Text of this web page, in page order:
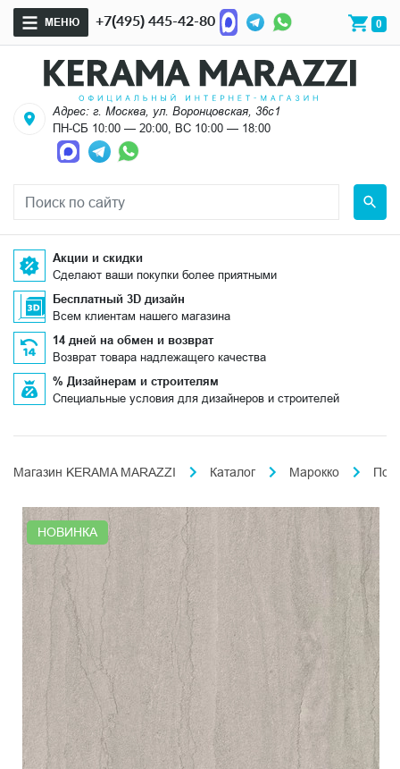
МЕНЮ +7(495) 445-42-80 0
Адрес: г. Москва, ул. Воронцовская, 36с1
ПН-СБ 10:00 — 20:00, ВС 10:00 — 18:00
Акции и скидки
Сделают ваши покупки более приятными
Бесплатный 3D дизайн
Всем клиентам нашего магазина
14 дней на обмен и возврат
Возврат товара надлежащего качества
% Дизайнерам и строителям
Специальные условия для дизайнеров и строителей
Магазин KERAMA MARAZZI Каталог Марокко
НОВИНКА